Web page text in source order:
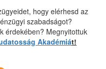
hogy elérhesd az
szabadságot?
érdekében? Megnyitottuk
Akadémiát!